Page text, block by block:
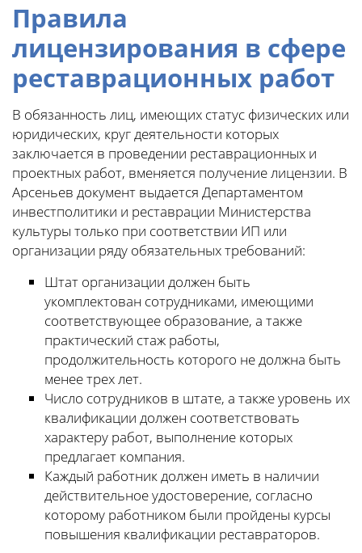
Правила
лицензирования в сфере
реставрационных работ
В обязанность лиц, имеющих статус физических или
юридических, круг деятельности которых
заключается в проведении реставрационных и
проектных работ, вменяется получение лицензии. В
Арсеньев документ выдается Департаментом
инвестполитики и реставрации Министерства
культуры только при соответствии ИП или
организации ряду обязательных требований:
Штат организации должен быть
укомплектован сотрудниками, имеющими
соответствующее образование, а также
практический стаж работы,
продолжительность которого не должна быть
менее трех лет.
Число сотрудников в штате, а также уровень их
квалификации должен соответствовать
характеру работ, выполнение которых
предлагает компания.
Каждый работник должен иметь в наличии
действительное удостоверение, согласно
которому работником были пройдены курсы
повышения квалификации реставраторов.